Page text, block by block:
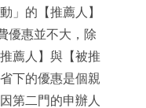
」的【推薦人】
優惠並不大，除
薦人】與【被推
下的優惠是個親
第二門的申辦人